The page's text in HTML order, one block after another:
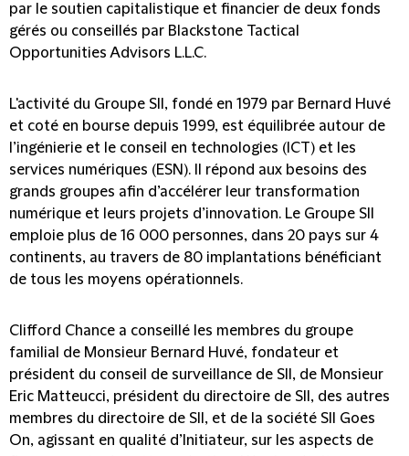
par le soutien capitalistique et financier de deux fonds
gérés ou conseillés par Blackstone Tactical
Opportunities Advisors L.L.C.
L'activité du Groupe SII, fondé en 1979 par Bernard Huvé
et coté en bourse depuis 1999, est équilibrée autour de
l’ingénierie et le conseil en technologies (ICT) et les
services numériques (ESN). Il répond aux besoins des
grands groupes afin d’accélérer leur transformation
numérique et leurs projets d’innovation. Le Groupe SII
emploie plus de 16 000 personnes, dans 20 pays sur 4
continents, au travers de 80 implantations bénéficiant
de tous les moyens opérationnels.
Clifford Chance a conseillé les membres du groupe
familial de Monsieur Bernard Huvé, fondateur et
président du conseil de surveillance de SII, de Monsieur
Eric Matteucci, président du directoire de SII, des autres
membres du directoire de SII, et de la société SII Goes
On, agissant en qualité d’Initiateur, sur les aspects de